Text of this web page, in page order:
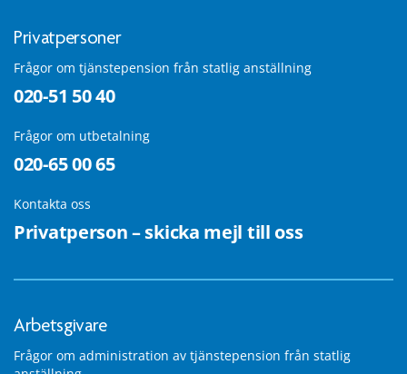
Privatpersoner
Frågor om tjänstepension från statlig anställning
020-51 50 40
Frågor om utbetalning
020-65 00 65
Kontakta oss
Privatperson – skicka mejl till oss
Arbetsgivare
Frågor om administration av tjänstepension från statlig